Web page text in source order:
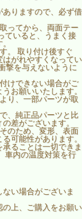
性を変え備えた価
現。
とクオリティー差が
ネルに印刷されて
の操作が可能。
。パネル側に両面テ
りますので、必ず借
ってから、両面テー
ていると、うまく接
。 取り付け後すぐ
がれやすくなってい
撃を与えないように
けできない場合がご
お願いいたします。
り、一部パーツが取
、純正品パーツと比
差がございます。
のため、変形、表面
可能性があります。
ることは一切できま
車内の温度対策を行
い場合がございま
上、ご購入をお願い